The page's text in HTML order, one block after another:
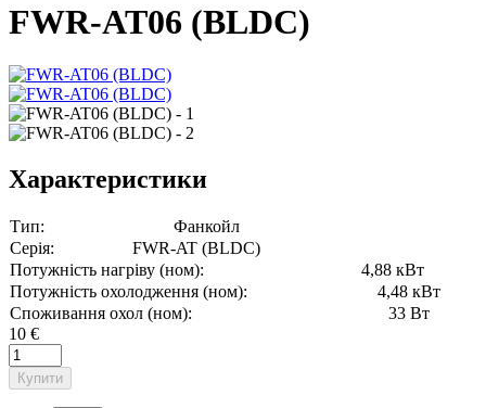
FWR-AT06 (BLDC)
Характеристики
Тип:
Фанкойл
Серія:
FWR-AT (BLDC)
Потужність нагріву (ном):
4,88 кВт
Потужність охолодження (ном):
4,48 кВт
Споживання охол (ном):
33 Вт
10 €
Купити